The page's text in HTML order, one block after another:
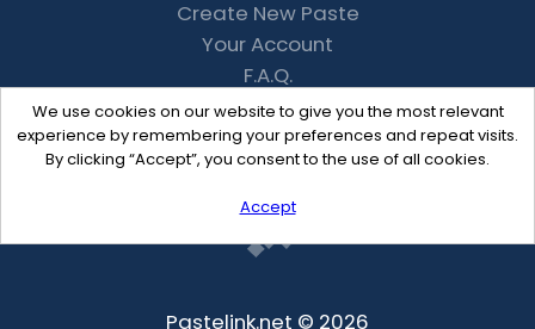
We use cookies on our website to give you the most relevant
experience by remembering your preferences and repeat visits.
By clicking “Accept”, you consent to the use of all cookies.
Accept
Create New Paste
Your Account
F.A.Q.
Recent
Contact
Pastelink.net © 2026